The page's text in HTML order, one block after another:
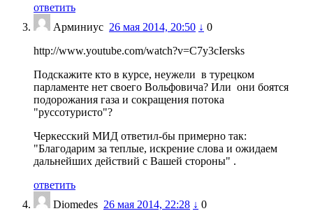
ответить
Арминиус 26 мая 2014, 20:50 ↓ 0
http://www.youtube.com/watch?v=C7y3cIersks
Подскажите кто в курсе, неужели в турецком
парламенте нет своего Вольфовича? Или они боятся
подорожания газа и сокращения потока
"руссотуристо"?
Черкесский МИД ответил-бы примерно так:
"Благодарим за теплые, искрение слова и ожидаем
дальнейших действий с Вашей стороны" .
ответить
Diomedes 26 мая 2014, 22:28 ↓ 0